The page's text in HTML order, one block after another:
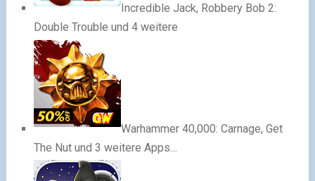
Incredible Jack, Robbery Bob 2:
Double Trouble und 4 weitere
Warhammer 40,000: Carnage, Get
The Nut und 3 weitere Apps…